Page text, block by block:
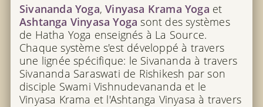
Sivananda Yoga,Vinyasa Krama Yoga et
Ashtanga Vinyasa Yoga sont des systèmes
de Hatha Yoga enseignés à La Source.
Chaque système s'est développé à travers
une lignée spécifique: le Sivananda à travers
Sivananda Saraswati de Rishikesh par son
disciple Swami Vishnudevananda et le
Vinyasa Krama et l'Ashtanga Vinyasa à travers